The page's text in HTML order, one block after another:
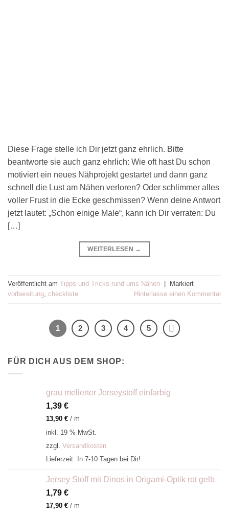
Diese Frage stelle ich Dir jetzt ganz ehrlich. Bitte
beantworte sie auch ganz ehrlich: Wie oft hast Du schon
motiviert ein neues Nähprojekt gestartet und dann ganz
schnell die Lust am Nähen verloren? Oder schlimmer alles
voller Frust in die Ecke geschmissen? Wenn deine Antwort
jetzt lautet: „Schon einige Male“, kann ich Dir verraten: Du
[…]
WEITERLESEN →
Veröffentlicht am Tipps und Tricks rund ums Nähen
Markiert
vorbereitung, checkliste Hinterlasse einen Kommentar
1 2 3 4 5
FÜR DICH AUS DEM SHOP:
grau melierter Jerseystoff einfarbig
1,39 €
13,90 € / m
inkl. 19 % MwSt.
zzgl. Versandkosten
Lieferzeit:
In 7-10 Tagen bei Dir!
Jersey Stoff mit Dinos in Origami-Optik rot gelb
1,79 €
17,90 € / m